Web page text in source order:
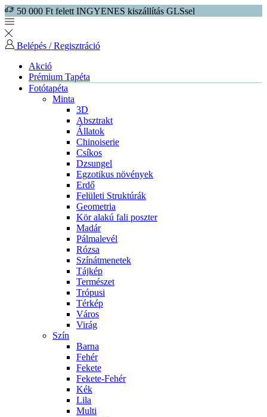
50 000 Ft felett INGYENES kiszállítás GLSsel
Belépés / Regisztráció
Akció
Prémium Tapéta
Fotótapéta
Minta
3D
Absztrakt
Állatok
Chinoiserie
Csíkos
Dzsungel
Egzotikus növények
Erdő
Felületi Struktúrák
Geometria
Kör alakú fali poszter
Madár
Pálmalevél
Rózsa
Színátmenetek
Tájkép
Természet
Trópusi
Térkép
Város
Virág
Szín
Barna
Fehér
Fekete
Fekete-Fehér
Kék
Lila
Multi